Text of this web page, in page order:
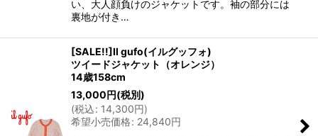
い、大人顔負けのジャケットです。袖の部分には
裏地が付き…
[SALE!!]Il gufo(イルグッフォ)
ツイードジャケット（オレンジ）
14歳158cm
13,000円(税別)
(税込: 14,300円)
希望小売価格: 24,840円